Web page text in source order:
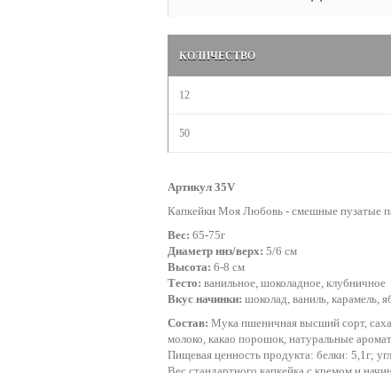
КОЛИЧЕСТВО
12
50
Артикул 35V
Капкейки Моя Любовь - смешные пузатые
Вес: 65-75г
Диаметр низ/верх: 5/6 см
Высота: 6-8 см
Тесто: ванильное, шоколадное, клубничное
Вкус начинки: шоколад, ваниль, карамель,
Состав: Мука пшеничная высший сорт,
молоко, какао порошок, натуральные
Пищевая ценность продукта: белки: 5,1г;